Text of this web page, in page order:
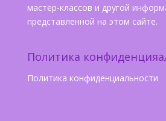
мастер-классов и другой
представленной на этом сайте.
Политика
Политика конфиденциальности